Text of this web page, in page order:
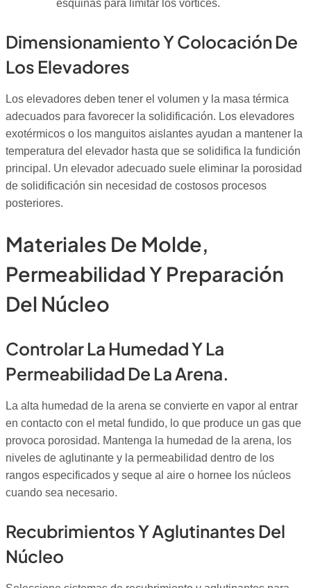
esquinas para limitar los vórtices.
Dimensionamiento Y Colocación De
Los Elevadores
Los elevadores deben tener el volumen y la masa térmica
adecuados para favorecer la solidificación. Los elevadores
exotérmicos o los manguitos aislantes ayudan a mantener la
temperatura del elevador hasta que se solidifica la fundición
principal. Un elevador adecuado suele eliminar la porosidad
de solidificación sin necesidad de costosos procesos
posteriores.
Materiales De Molde,
Permeabilidad Y Preparación
Del Núcleo
Controlar La Humedad Y La
Permeabilidad De La Arena.
La alta humedad de la arena se convierte en vapor al entrar
en contacto con el metal fundido, lo que produce un gas que
provoca porosidad. Mantenga la humedad de la arena, los
niveles de aglutinante y la permeabilidad dentro de los
rangos especificados y seque al aire o hornee los núcleos
cuando sea necesario.
Recubrimientos Y Aglutinantes Del
Núcleo